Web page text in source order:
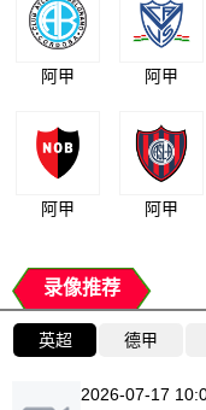
阿甲 阿甲
阿甲 阿甲
录像推荐
英超 德甲
2026-07-17